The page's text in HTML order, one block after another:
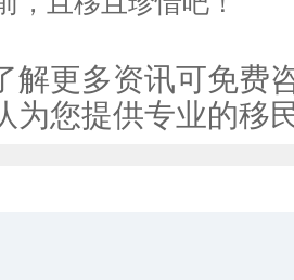
解更多资讯可免费
为您提供专业的移